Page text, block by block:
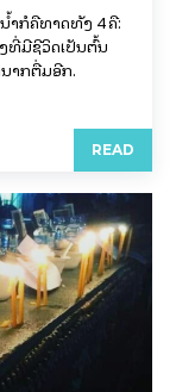
າກໍຄືທາດທັງ 4 ຄື:
ທີ່ມີຊີວິດເປັນຕົ້ນ
າກຕື່ມອີກ.
READ